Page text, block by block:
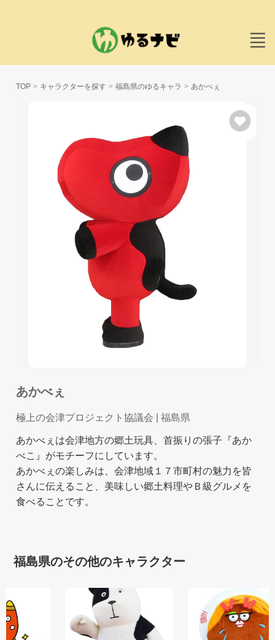
TOP キャラクターを探す 福島県のゆるキャラ あかべぇ
あかべぇ
極上の会津プロジェクト協議会 | 福島県
あかべぇは会津地方の郷土玩具、首振りの張子『あか
べこ』がモチーフにしています。
あかべぇの楽しみは、会津地域１７市町村の魅力を皆
さんに伝えること、美味しい郷土料理やＢ級グルメを
食べることです。
福島県のその他のキャラクター